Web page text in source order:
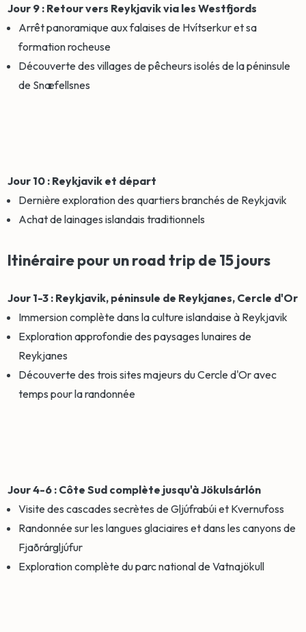
Jour 9 : Retour vers Reykjavik via les Westfjords
Arrêt panoramique aux falaises de Hvítserkur et sa
formation rocheuse
Découverte des villages de pêcheurs isolés de la péninsule
de Snæfellsnes
Jour 10 : Reykjavik et départ
Dernière exploration des quartiers branchés de Reykjavik
Achat de lainages islandais traditionnels
Itinéraire pour un road trip de 15 jours
Jour 1-3 : Reykjavik, péninsule de Reykjanes, Cercle d'Or
Immersion complète dans la culture islandaise à Reykjavik
Exploration approfondie des paysages lunaires de
Reykjanes
Découverte des trois sites majeurs du Cercle d'Or avec
temps pour la randonnée
Jour 4-6 : Côte Sud complète jusqu'à Jökulsárlón
Visite des cascades secrètes de Gljúfrabúi et Kvernufoss
Randonnée sur les langues glaciaires et dans les canyons de
Fjaðrárgljúfur
Exploration complète du parc national de Vatnajökull